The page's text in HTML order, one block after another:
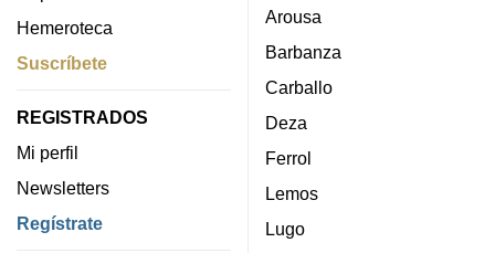
Hemeroteca
Suscríbete
REGISTRADOS
Mi perfil
Newsletters
Regístrate
Arousa
Barbanza
Carballo
Deza
Ferrol
Lemos
Lugo